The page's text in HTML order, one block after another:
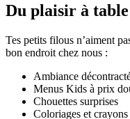
Du plaisir à
Tes petits filous n’aiment
bon endroit chez nous :
Ambiance
Menus Kids à prix
Chouettes surprises
Coloriages et crayons